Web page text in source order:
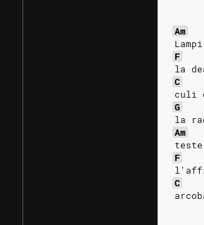
Am
F
la
C
culi
G
la
Am
F
C